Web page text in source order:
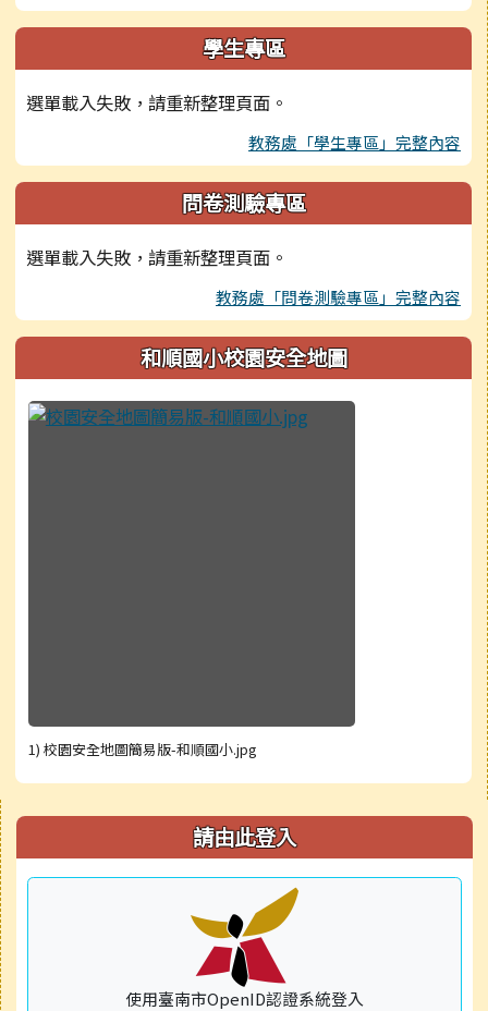
學生專區
選單載入失敗，請重新整理頁面。
教務處「學生專區」完整內容
問卷測驗專區
選單載入失敗，請重新整理頁面。
教務處「問卷測驗專區」完整內容
和順國小校園安全地圖
1) 校園安全地圖簡易版-和順國小.jpg
右邊區域內容 請由此登入
使用臺南市OpenID認證系統登入